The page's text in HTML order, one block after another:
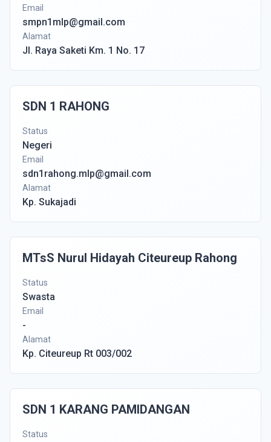
Email
smpn1mlp@gmail.com
Alamat
Jl. Raya Saketi Km. 1 No. 17
SDN 1 RAHONG
Status
Negeri
Email
sdn1rahong.mlp@gmail.com
Alamat
Kp. Sukajadi
MTsS Nurul Hidayah Citeureup Rahong
Status
Swasta
Email
-
Alamat
Kp. Citeureup Rt 003/002
SDN 1 KARANG PAMIDANGAN
Status